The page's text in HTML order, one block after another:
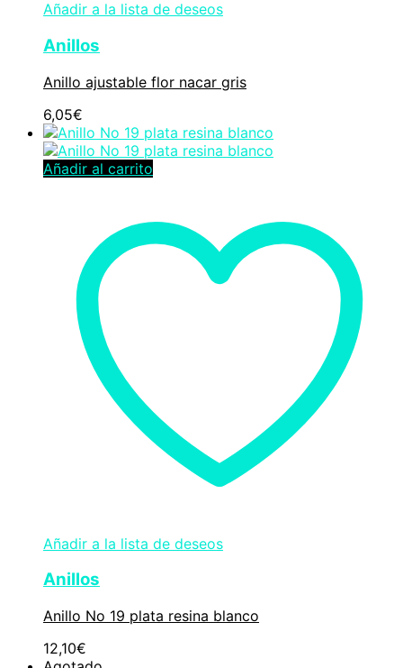
Añadir a la lista de deseos
Anillos
Anillo ajustable flor nacar gris
6,05€
Añadir al carrito
Añadir a la lista de deseos
Anillos
Anillo No 19 plata resina blanco
12,10€